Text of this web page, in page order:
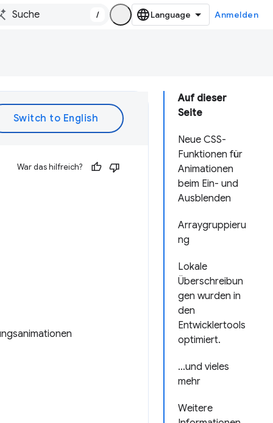
/ Anmelden
Auf dieser
Seite
Neue CSS-
Funktionen für
Animationen
beim Ein- und
Ausblenden
Arraygruppieru
ng
Lokale
Überschreibun
gen wurden in
den
Entwicklertools
optimiert.
…und vieles
mehr
Weitere
War das hilfreich?